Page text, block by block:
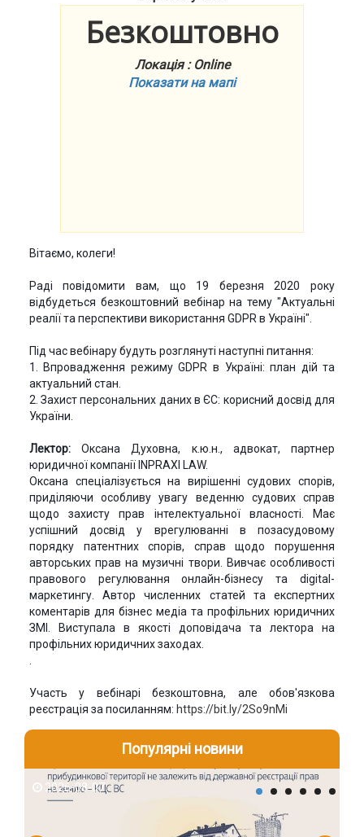
Безкоштовно
Локація : Online
Показати на мапі
Вітаємо, колеги!
Раді повідомити вам, що 19 березня 2020 року
відбудеться безкоштовний вебінар на тему "Актуальні
реалії та перспективи використання GDPR в Україні".
Під час вебінару будуть розглянуті наступні питання:
1. Впровадження режиму GDPR в Україні: план дій та
актуальний стан.
2. Захист персональних даних в ЄС: корисний досвід для
України.
Лектор:Оксана Духовна, к.ю.н., адвокат, партнер
юридичної компанії INPRAXI LAW.
Оксана спеціалізується на вирішенні судових спорів,
приділяючи особливу увагу веденню судових справ
щодо захисту прав інтелектуальної власності. Має
успішний досвід у врегулюванні в позасудовому
порядку патентних спорів, справ щодо порушення
авторських прав на музичні твори. Вивчає особливості
правового регулювання онлайн-бізнесу та digital-
маркетингу. Автор численних статей та експертних
коментарів для бізнес медіа та профільних юридичних
ЗМІ. Виступала в якості доповідача та лектора на
профільних юридичних заходах.
Участь у вебінарі безкоштовна, але обов'язкова
реєстрація за посиланням: https://bit.ly/2So9nMi
Популярні новини
2026-08-07